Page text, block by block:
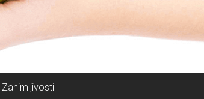
Zanimljivosti